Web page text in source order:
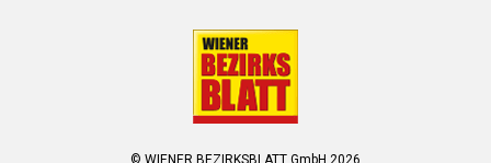
© WIENER BEZIRKSBLATT GmbH 2026